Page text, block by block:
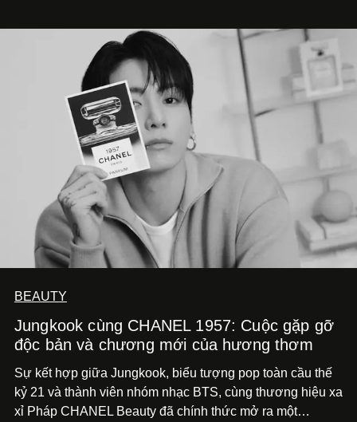
BEAUTY
Jungkook cùng CHANEL 1957: Cuộc gặp gỡ
độc bản và chương mới của hương thơm
Sự kết hợp giữa Jungkook, biểu tượng pop toàn cầu thế
kỷ 21 và thành viên nhóm nhạc BTS, cùng thương hiệu xa
xỉ Pháp CHANEL Beauty đã chính thức mở ra một